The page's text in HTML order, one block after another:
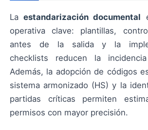
Laestandarización documental
operativa clave: plantillas,
antes de la salida y la
checklists reducen la
Además, la adopción de códigos
sistema armonizado (HS) y la
partidas críticas permiten
permisos con mayor precisión.